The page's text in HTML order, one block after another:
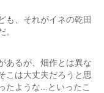
も、それがイネの乾田
あるが、畑作とは異な
こは大丈夫だろうと思
たような...といったこ